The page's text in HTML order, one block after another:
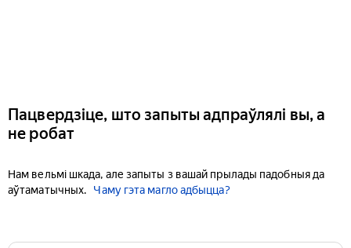
Пацвердзіце, што запыты адпраўлялі вы, а
не робат
Нам вельмі шкада, але запыты з вашай прылады падобныя да
аўтаматычных.
Чаму гэта магло адбыцца?